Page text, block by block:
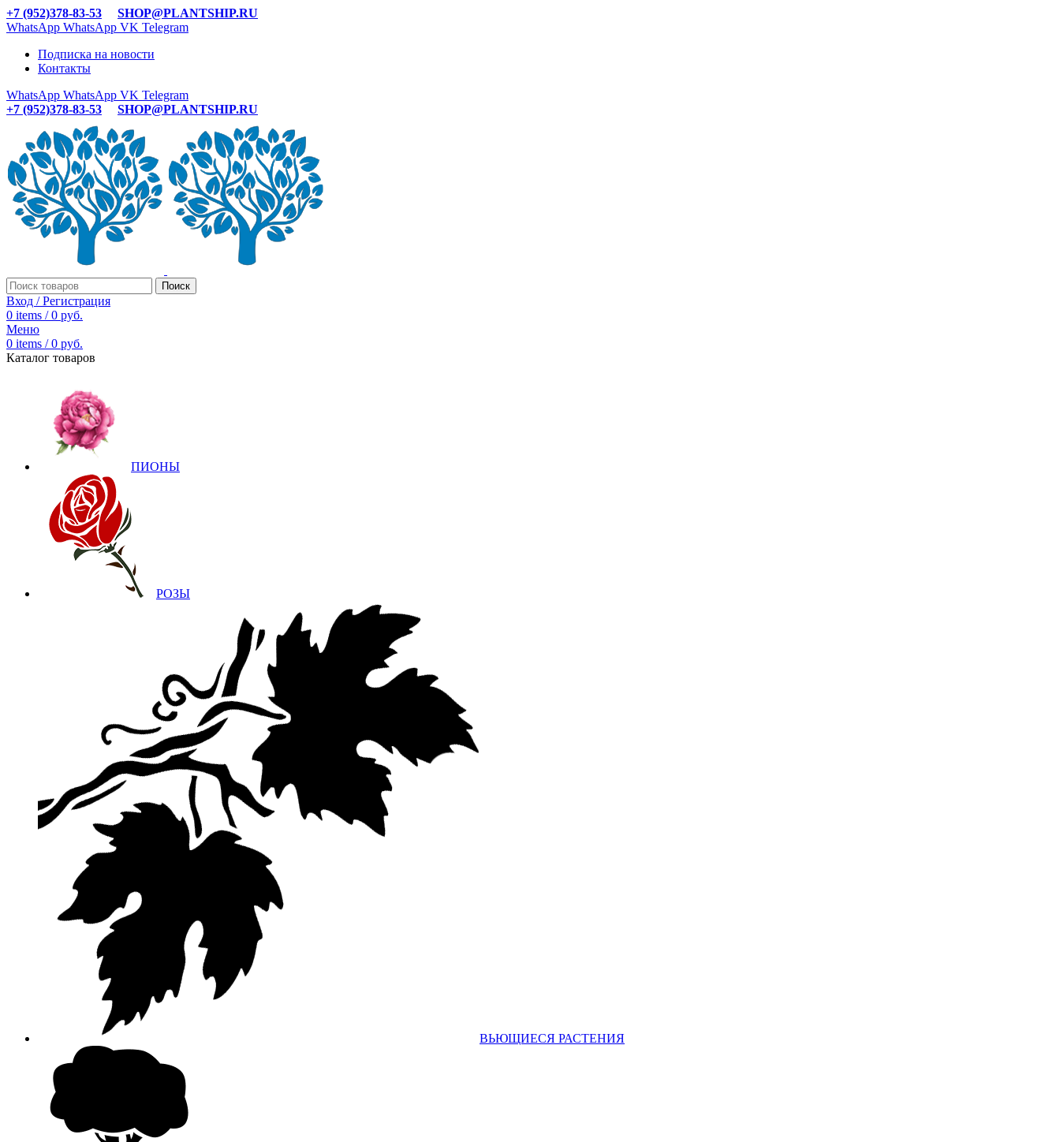
+7 (952)378-83-53
SHOP@PLANTSHIP.RU
WhatsApp WhatsApp VK Telegram
Подписка на новости
Контакты
WhatsApp WhatsApp VK Telegram
+7 (952)378-83-53
SHOP@PLANTSHIP.RU
Поиск
Вход / Регистрация
0 items / 0 руб.
Меню
0 items / 0 руб.
Каталог товаров
ПИОНЫ
РОЗЫ
ВЬЮЩИЕСЯ РАСТЕНИЯ